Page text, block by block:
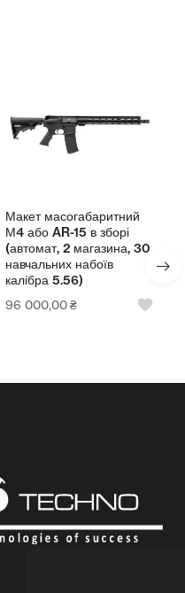
Макет масогабаритний
М4 або AR-15 в зборі
(автомат, 2 магазина, 30
навчальних набоїв
калібра 5.56)
96 000,00₴